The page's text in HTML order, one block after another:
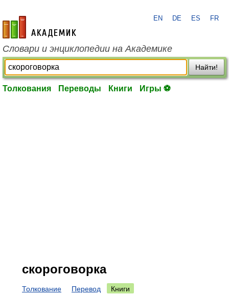
academic.ru
EN DE ES FR
Словари и энциклопедии на Академике
Найти!
Толкования Переводы Книги Игры ⚽
скороговорка
Толкование Перевод
Книги